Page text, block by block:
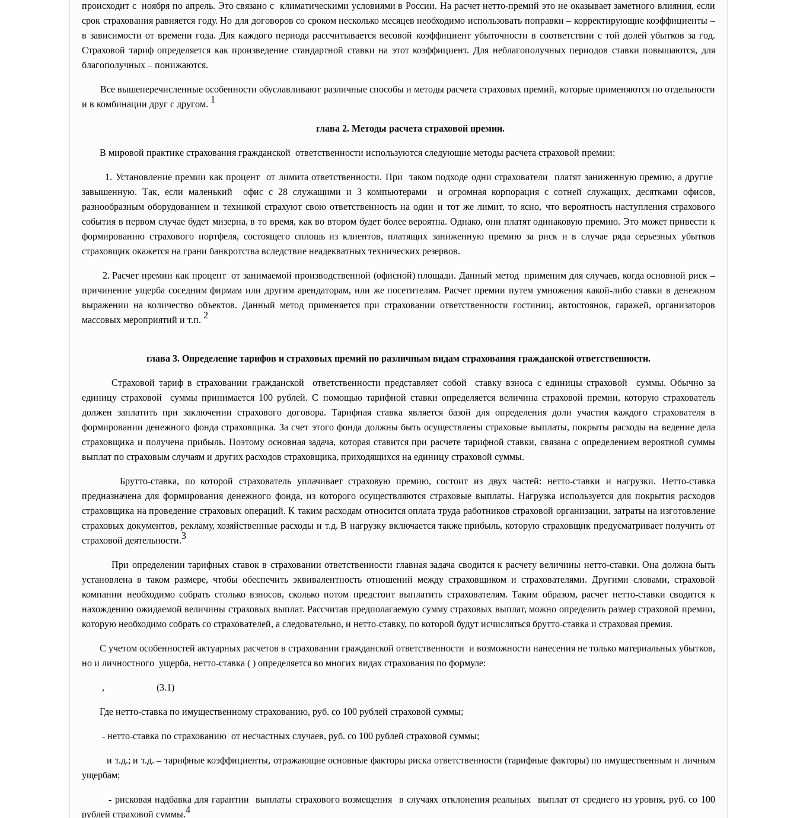
происходит с ноября по апрель. Это связано с климатическими условиями в России. На расчет нетто-премий это не оказывает заметного влияния, если
срок страхования равняется году. Но для договоров со сроком несколько месяцев необходимо использовать поправки – корректирующие коэффициенты –
в зависимости от времени года. Для каждого периода рассчитывается весовой коэффициент убыточности в соответствии с той долей убытков за год.
Страховой тариф определяется как произведение стандартной ставки на этот коэффициент. Для неблагополучных периодов ставки повышаются, для
благополучных – понижаются.
Все вышеперечисленные особенности обуславливают различные способы и методы расчета страховых премий, которые применяются по отдельности
и в комбинации друг с другом. 1
глава 2. Методы расчета страховой премии.
В мировой практике страхования гражданской ответственности используются следующие методы расчета страховой премии:
1. Установление премии как процент от лимита ответственности. При таком подходе одни страхователи платят заниженную премию, а другие
завышенную. Так, если маленький офис с 28 служащими и 3 компьютерами и огромная корпорация с сотней служащих, десятками офисов,
разнообразным оборудованием и техникой страхуют свою ответственность на один и тот же лимит, то ясно, что вероятность наступления страхового
события в первом случае будет мизерна, в то время, как во втором будет более вероятна. Однако, они платят одинаковую премию. Это может привести к
формированию страхового портфеля, состоящего сплошь из клиентов, платящих заниженную премию за риск и в случае ряда серьезных убытков
страховщик окажется на грани банкротства вследствие неадекватных технических резервов.
2. Расчет премии как процент от занимаемой производственной (офисной) площади. Данный метод применим для случаев, когда основной риск –
причинение ущерба соседним фирмам или другим арендаторам, или же посетителям. Расчет премии путем умножения какой-либо ставки в денежном
выражении на количество объектов. Данный метод применяется при страховании ответственности гостиниц, автостоянок, гаражей, организаторов
массовых мероприятий и т.п. 2
глава 3. Определение тарифов и страховых премий по различным видам страхования гражданской ответственности.
Страховой тариф в страховании гражданской ответственности представляет собой ставку взноса с единицы страховой суммы. Обычно за
единицу страховой суммы принимается 100 рублей. С помощью тарифной ставки определяется величина страховой премии, которую страхователь
должен заплатить при заключении страхового договора. Тарифная ставка является базой для определения доли участия каждого страхователя в
формировании денежного фонда страховщика. За счет этого фонда должны быть осуществлены страховые выплаты, покрыты расходы на ведение дела
страховщика и получена прибыль. Поэтому основная задача, которая ставится при расчете тарифной ставки, связана с определением вероятной суммы
выплат по страховым случаям и других расходов страховщика, приходящихся на единицу страховой суммы.
Брутто-ставка, по которой страхователь уплачивает страховую премию, состоит из двух частей: нетто-ставки и нагрузки. Нетто-ставка
предназначена для формирования денежного фонда, из которого осуществляются страховые выплаты. Нагрузка используется для покрытия расходов
страховщика на проведение страховых операций. К таким расходам относится оплата труда работников страховой организации, затраты на изготовление
страховых документов, рекламу, хозяйственные расходы и т.д. В нагрузку включается также прибыль, которую страховщик предусматривает получить от
страховой деятельности.3
При определении тарифных ставок в страховании ответственности главная задача сводится к расчету величины нетто-ставки. Она должна быть
установлена в таком размере, чтобы обеспечить эквивалентность отношений между страховщиком и страхователями. Другими словами, страховой
компании необходимо собрать столько взносов, сколько потом предстоит выплатить страхователям. Таким образом, расчет нетто-ставки сводится к
нахождению ожидаемой величины страховых выплат. Рассчитав предполагаемую сумму страховых выплат, можно определить размер страховой премии,
которую необходимо собрать со страхователей, а следовательно, и нетто-ставку, по которой будут исчисляться брутто-ставка и страховая премия.
С учетом особенностей актуарных расчетов в страховании гражданской ответственности и возможности нанесения не только материальных убытков,
но и личностного ущерба, нетто-ставка ( ) определяется во многих видах страхования по формуле:
, (3.1)
Где нетто-ставка по имущественному страхованию, руб. со 100 рублей страховой суммы;
- нетто-ставка по страхованию от несчастных случаев, руб. со 100 рублей страховой суммы;
и т.д.;и т.д. – тарифные коэффициенты, отражающие основные факторы риска ответственности (тарифные факторы) по имущественным и личным
ущербам;
- рисковая надбавка для гарантии выплаты страхового возмещения в случаях отклонения реальных выплат от среднего из уровня, руб. со 100
рублей страховой суммы.4